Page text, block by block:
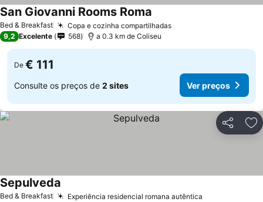
Bed & Breakfast Copa e cozinha compartilhadasVer preços
San Giovanni Rooms Roma
9,2 Excelente 568 a 0.3 km de Coliseu
De € 111
Consulte os preços de 2 sites Ver preços
Partilhar
Bed & Breakfast Experiência residencial romana autêntica
Sepulveda